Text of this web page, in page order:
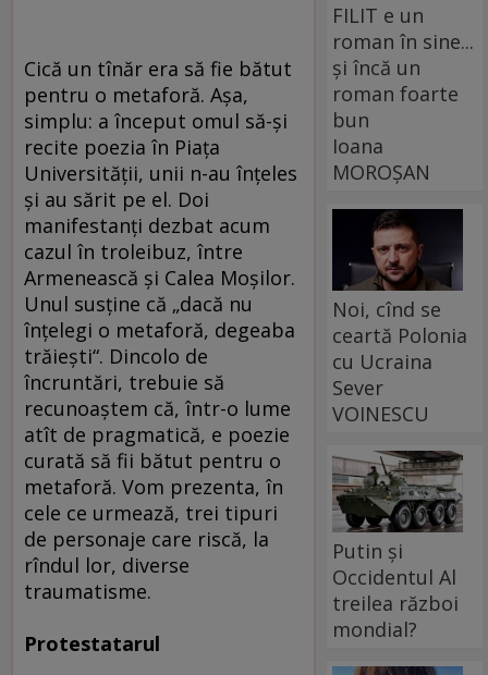
Cică un tînăr era să fie bătut
pentru o metaforă. Aşa,
simplu: a început omul să-şi
recite poezia în Piaţa
Universităţii, unii n-au înţeles
şi au sărit pe el. Doi
manifestanţi dezbat acum
cazul în troleibuz, între
Armenească şi Calea Moşilor.
Unul susţine că „dacă nu
înţelegi o metaforă, degeaba
trăieşti“. Dincolo de
încruntări, trebuie să
recunoaştem că, într-o lume
atît de pragmatică, e poezie
curată să fii bătut pentru o
metaforă. Vom prezenta, în
cele ce urmează, trei tipuri
de personaje care riscă, la
rîndul lor, diverse
traumatisme.
Protestatarul
FILIT e un
roman în sine...
și încă un
roman foarte
bun
Ioana
MOROȘAN
Noi, cînd se
ceartă Polonia
cu Ucraina
Sever
VOINESCU
Putin și
Occidentul Al
treilea război
mondial?